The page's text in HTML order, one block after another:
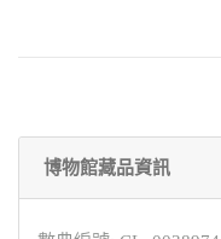
博物館藏品資訊